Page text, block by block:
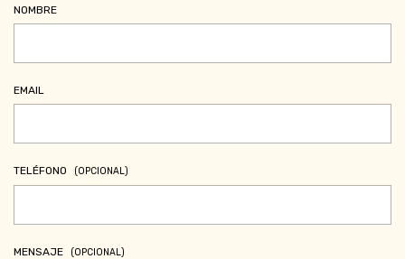
NOMBRE
EMAIL
TELÉFONO (OPCIONAL)
MENSAJE (OPCIONAL)